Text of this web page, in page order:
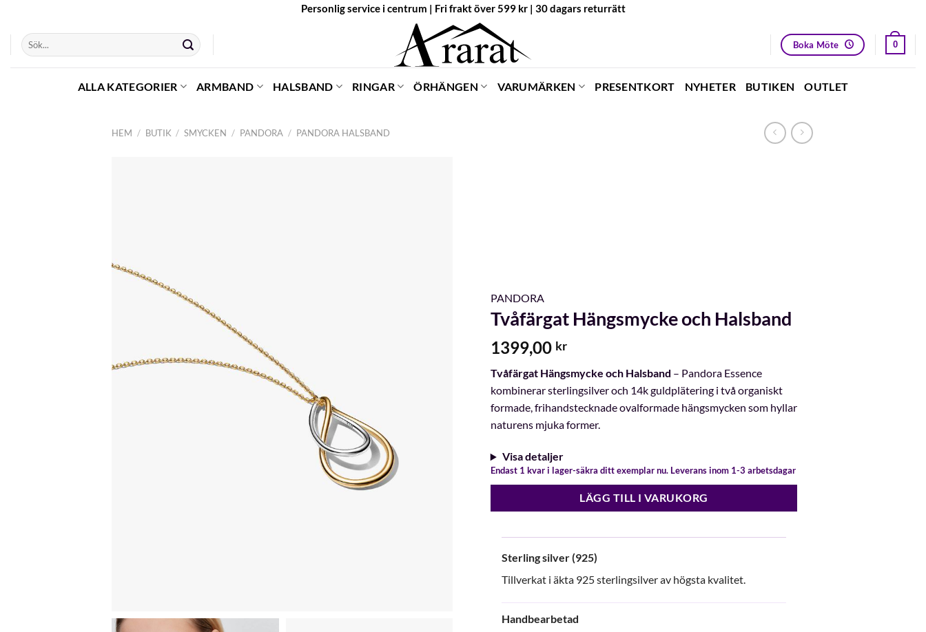
content
Personlig service i centrum | Fri frakt över 599 kr | 30 dagars returrätt
Sök
efter:
Boka Möte 0
ALLA KATEGORIER ARMBAND HALSBAND RINGAR ÖRHÄNGEN VARUMÄRKEN PRESENTKORT NYHETER BUTIKEN OUTLET
HEM / BUTIK / SMYCKEN / PANDORA / PANDORA HALSBAND
PANDORA
Tvåfärgat Hängsmycke och Halsband
1399,00 kr
Tvåfärgat Hängsmycke och Halsband – Pandora Essence
kombinerar sterlingsilver och 14k guldplätering i två organiskt
formade, frihandstecknade ovalformade hängsmycken som hyllar
naturens mjuka former.
Visa detaljer
Endast 1 kvar i lager-säkra ditt exemplar nu. Leverans inom 1-3 arbetsdagar
LÄGG TILL I VARUKORG
Sterling silver (925)
Tillverkat i äkta 925 sterlingsilver av högsta kvalitet.
Handbearbetad